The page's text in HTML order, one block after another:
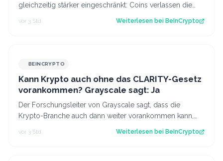
gleichzeitig stärker eingeschränkt: Coins verlassen die
vor 3 Std. Weiterlesen bei BeInCrypto
BEINCRYPTO
Kann Krypto auch ohne das CLARITY-Gesetz
vorankommen? Grayscale sagt: Ja
Der Forschungsleiter von Grayscale sagt, dass die
Krypto-Branche auch dann weiter vorankommen kann,
vor 3 Std. Weiterlesen bei BeInCrypto